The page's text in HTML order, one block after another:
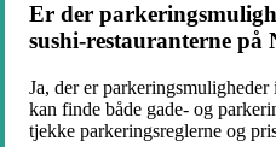
Er der
sushi-restauranterne på
Ja, der er
kan finde både gade- og
tjekke parkeringsreglerne og